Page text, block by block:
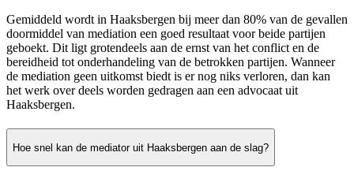
Gemiddeld wordt in Haaksbergen bij meer dan 80% van de gevallen
doormiddel van mediation een goed resultaat voor beide partijen
geboekt. Dit ligt grotendeels aan de ernst van het conflict en de
bereidheid tot onderhandeling van de betrokken partijen. Wanneer
de mediation geen uitkomst biedt is er nog niks verloren, dan kan
het werk over deels worden gedragen aan een advocaat uit
Haaksbergen.
Hoe snel kan de mediator uit Haaksbergen aan de slag?